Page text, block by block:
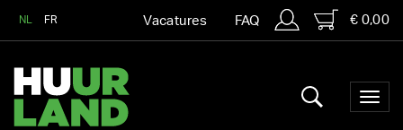
NL FR Vacatures FAQ € 0,00